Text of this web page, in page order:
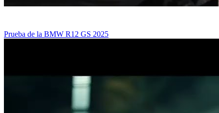
Prueba de la BMW R12 GS 2025